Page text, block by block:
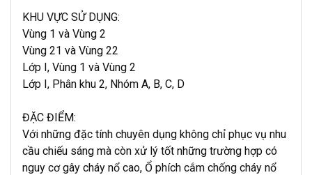
KHU VỰC SỬ DỤNG:
Vùng 1 và Vùng 2
Vùng 21 và Vùng 22
Lớp I, Vùng 1 và Vùng 2
Lớp I, Phân khu 2, Nhóm A, B, C, D
ĐẶC ĐIỂM:
Với những đặc tính chuyên dụng không chỉ phục vụ nhu
cầu chiếu sáng mà còn xử lý tốt những trường hợp có
nguy cơ gây cháy nổ cao, Ổ phích cắm chống cháy nổ